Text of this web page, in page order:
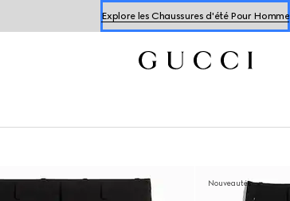
Explore les Chaussures d'été Pour Homme
Nouveautés